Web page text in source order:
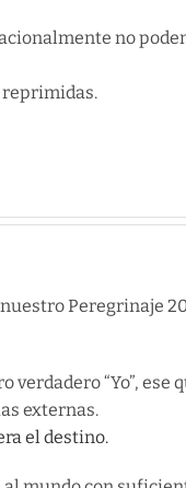
no
reprimidas.
Peregrinaje
“Yo”,
externas.
el destino.